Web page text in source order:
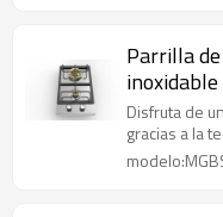
Parrilla
312R3|12
Disfruta de
gracias a la